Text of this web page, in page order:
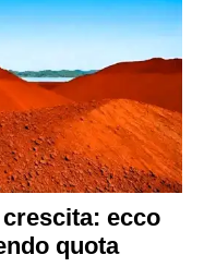
ecco
quota